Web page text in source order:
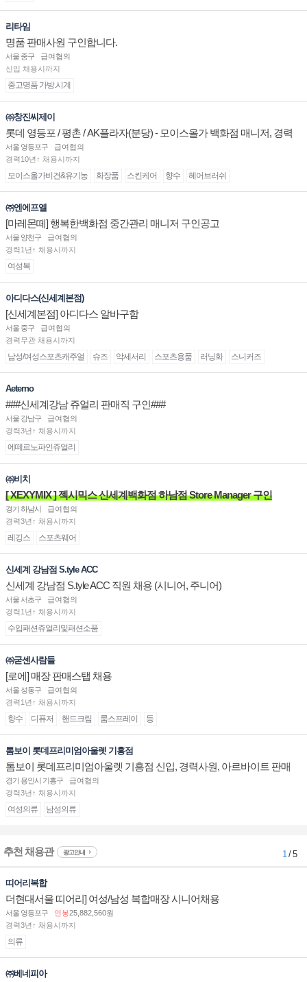
리타임
명품 판매사원 구인합니다.
서울 중구
급여협의
신입 채용시까지
중고명품 가방.시계
㈜창진씨제이
롯데 영등포 / 평촌 / AK플라자(분당) - 모이스올가 백화점 매니저, 경력
및 신입 판매직 채용
서울 영등포구
급여협의
경력10년↑ 채용시까지
모이스올가비건&유기농 화장품 스킨케어 향수 헤어브러쉬
㈜엔에프엘
[마레몬떼] 행복한백화점 중간관리 매니저 구인공고
서울 양천구
급여협의
경력1년↑ 채용시까지
여성복
아디다스(신세계본점)
[신세계본점] 아디다스 알바구함
서울 중구
급여협의
경력무관 채용시까지
남성/여성스포츠캐주얼 슈즈 악세서리 스포츠용품 러닝화 스니커즈
Aeterno
###신세계강남 쥬얼리 판매직 구인###
서울 강남구
급여협의
경력3년↑ 채용시까지
에떼르노파인쥬얼리
㈜비치
[ XEXYMIX ] 젝시믹스 신세계백화점 하남점 Store Manager 구인
경기 하남시
급여협의
경력3년↑ 채용시까지
레깅스 스포츠웨어
신세계 강남점 S.tyle ACC
신세계 강남점 S.tyle ACC 직원 채용 (시니어, 주니어)
서울 서초구
급여협의
경력1년↑ 채용시까지
수입패션쥬얼리및패션소품
㈜굳센사람들
[로에] 매장 판매스탭 채용
서울 성동구
급여협의
경력1년↑ 채용시까지
향수 디퓨저 핸드크림 룸스프레이 등
톰보이 롯데프리미엄아울렛 기흥점
톰보이 롯데프리미엄아울렛 기흥점 신입, 경력사원, 아르바이트 판매
직 구인합니다.
경기 용인시 기흥구
급여협의
경력3년↑ 채용시까지
여성의류 남성의류
추천 채용관 광고안내 1/ 5
띠어리복합
더현대서울 띠어리] 여성/남성 복합매장 시니어채용
서울 영등포구 연봉25,882,560원
경력3년↑ 채용시까지
의류
㈜베네피아